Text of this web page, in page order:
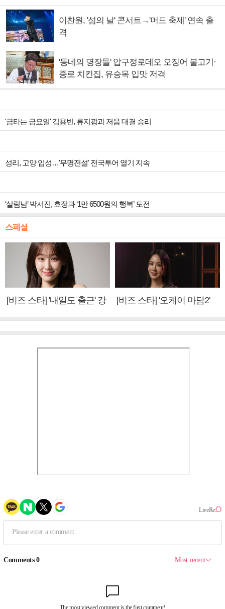
이찬원, '섬의 날' 콘서트→'머드 축제' 연속 출
격
'동네의 명장들' 압구정로데오 오징어 불고기·
종로 치킨집, 유승목 입맛 저격
'금타는 금요일' 김용빈, 류지광과 저음 대결 승리
성리, 고양 입성…'무명전설' 전국투어 열기 지속
‘살림남’ 박서진, 효정과 ‘1만 6500원의 행복’ 도전
스페셜
[비즈 스타] '내일도 출근' 강
[비즈 스타] '오케이 마담2'